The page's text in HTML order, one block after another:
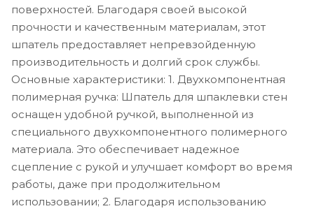
поверхностей. Благодаря своей высокой
прочности и качественным материалам, этот
шпатель предоставляет непревзойденную
производительность и долгий срок службы.
Основные характеристики: 1. Двухкомпонентная
полимерная ручка: Шпатель для шпаклевки стен
оснащен удобной ручкой, выполненной из
специального двухкомпонентного полимерного
материала. Это обеспечивает надежное
сцепление с рукой и улучшает комфорт во время
работы, даже при продолжительном
использовании; 2. Благодаря использованию